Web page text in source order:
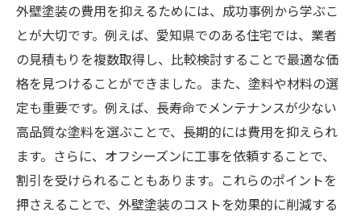
外壁塗装の費用を抑えるためには、成功事例から学ぶこ
とが大切です。例えば、愛知県でのある住宅では、業者
の見積もりを複数取得し、比較検討することで最適な価
格を見つけることができました。また、塗料や材料の選
定も重要です。例えば、長寿命でメンテナンスが少ない
高品質な塗料を選ぶことで、長期的には費用を抑えられ
ます。さらに、オフシーズンに工事を依頼することで、
割引を受けられることもあります。これらのポイントを
押さえることで、外壁塗装のコストを効果的に削減する